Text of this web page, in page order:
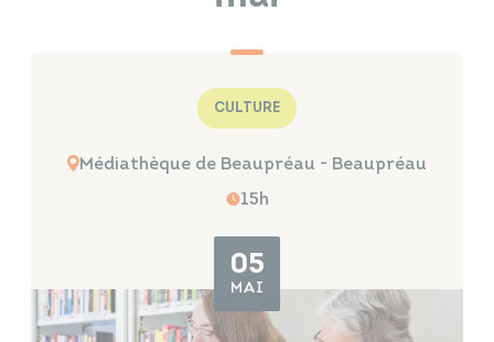
CULTURE
Médiathèque de Beaupréau - Beaupréau
15h
05
MAI